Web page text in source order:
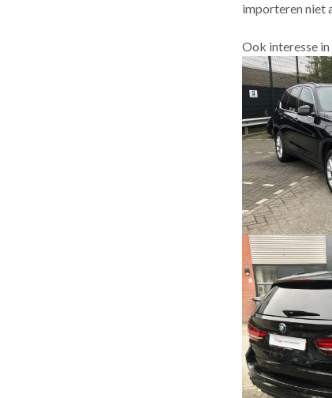
importeren niet
Ook interesse in